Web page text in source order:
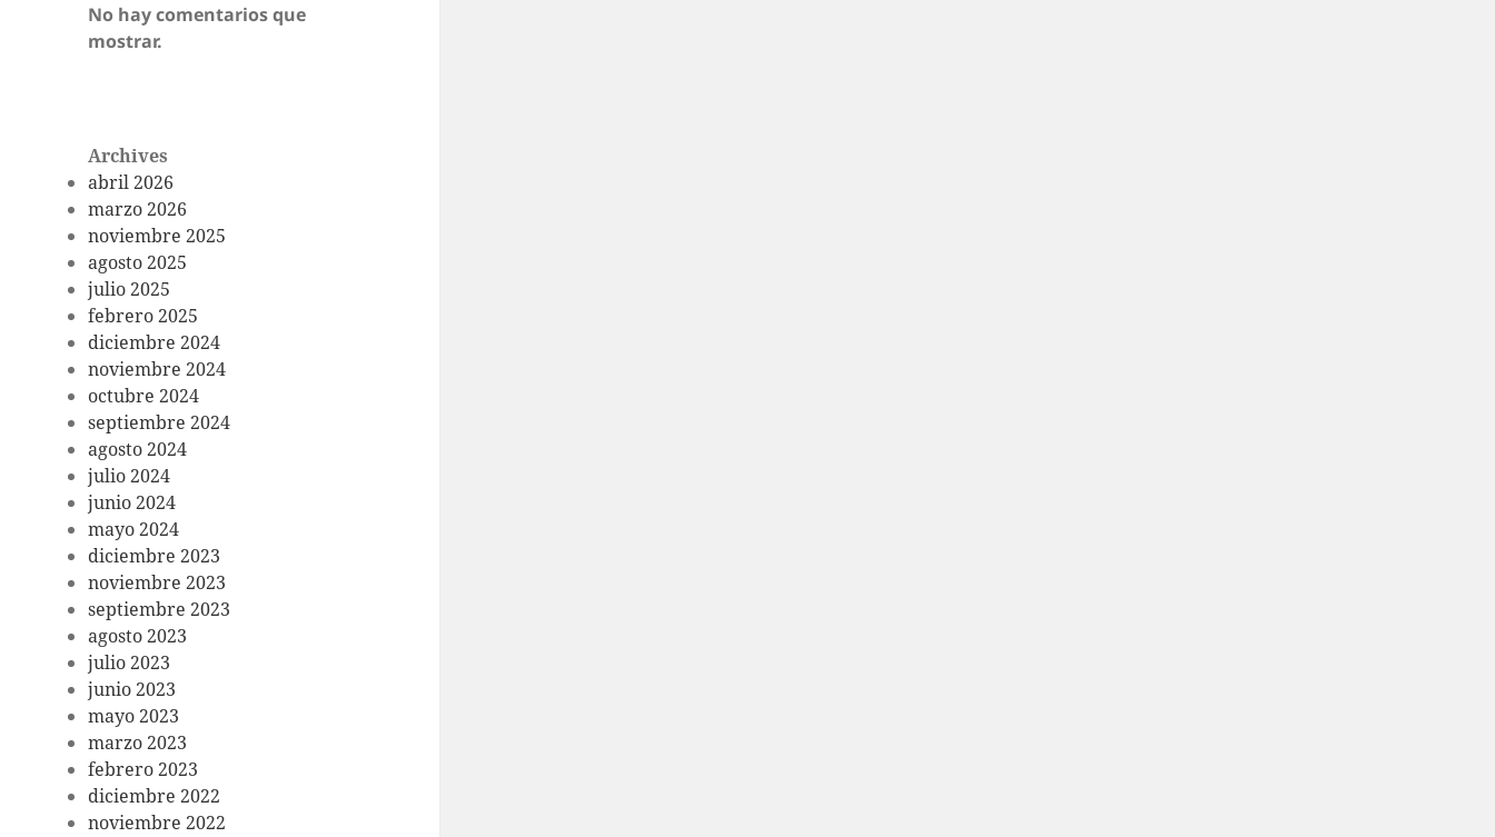
No hay comentarios que
mostrar.
Archives
abril 2026
marzo 2026
noviembre 2025
agosto 2025
julio 2025
febrero 2025
diciembre 2024
noviembre 2024
octubre 2024
septiembre 2024
agosto 2024
julio 2024
junio 2024
mayo 2024
diciembre 2023
noviembre 2023
septiembre 2023
agosto 2023
julio 2023
junio 2023
mayo 2023
marzo 2023
febrero 2023
diciembre 2022
noviembre 2022